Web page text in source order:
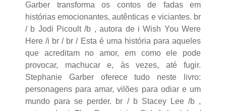
Garber transforma os contos de fadas em
histórias emocionantes, autênticas e viciantes. br
/ b Jodi Picoult /b , autora de i Wish You Were
Here /i br / br / Esta é uma história para aqueles
que acreditam no amor, em como ele pode
provocar, machucar e, às vezes, até fugir.
Stephanie Garber oferece tudo neste livro:
personagens para amar, vilões para odiar e um
mundo para se perder. br / b Stacey Lee /b ,